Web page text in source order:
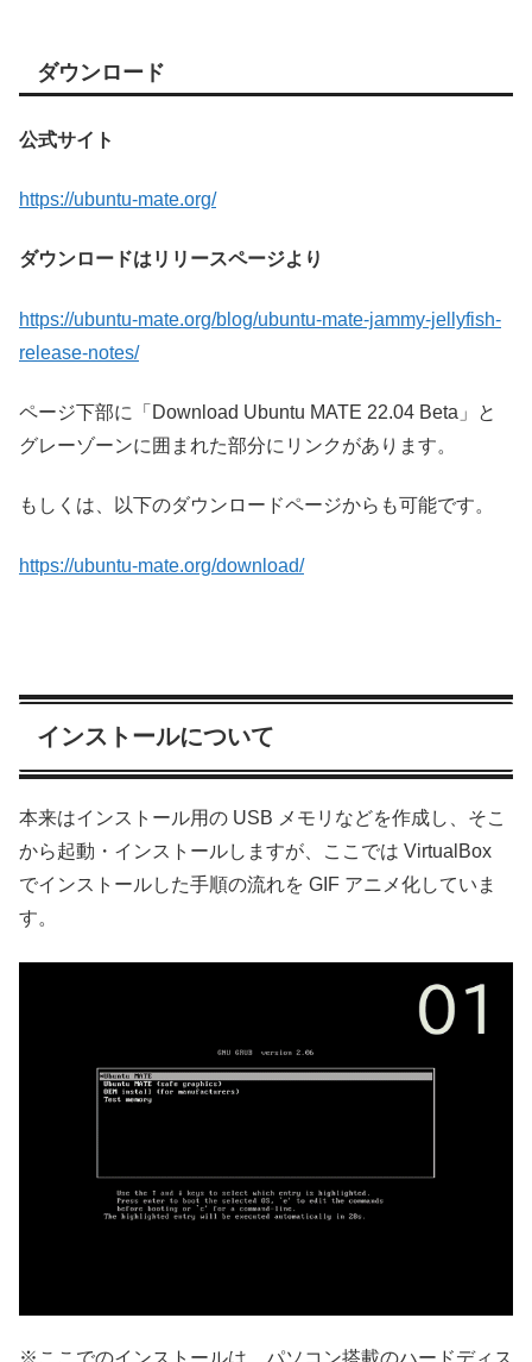
ダウンロード
公式サイト
https://ubuntu-mate.org/
ダウンロードはリリースページより
https://ubuntu-mate.org/blog/ubuntu-mate-jammy-jellyfish-
release-notes/
ページ下部に「Download Ubuntu MATE 22.04 Beta」と
グレーゾーンに囲まれた部分にリンクがあります。
もしくは、以下のダウンロードページからも可能です。
https://ubuntu-mate.org/download/
インストールについて
本来はインストール用の USB メモリなどを作成し、そこ
から起動・インストールしますが、ここでは VirtualBox
でインストールした手順の流れを GIF アニメ化していま
す。